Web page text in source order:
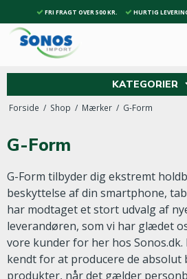
FRI FRAGT OVER 500 KR. HURTIG
KATEGORIER
Forside / Shop / Mærker / G-Form
G-Form
G-Form tilbyder dig ekstremt
beskyttelse af din smartphone,
har modtaget et stort udvalg af
leverandøren, som vi har glædet
vore kunder for her hos
kendt for at producere de absolut
produkter, når det gælder